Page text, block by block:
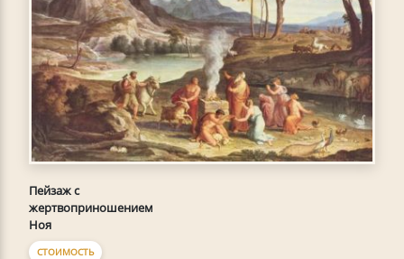
Пейзаж с
жертвоприношением
Ноя
СТОИМОСТЬ